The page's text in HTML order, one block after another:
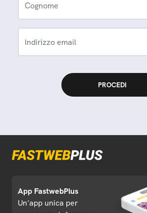
Cognome
Indirizzo email
App FastwebPlus
Un'app unica per